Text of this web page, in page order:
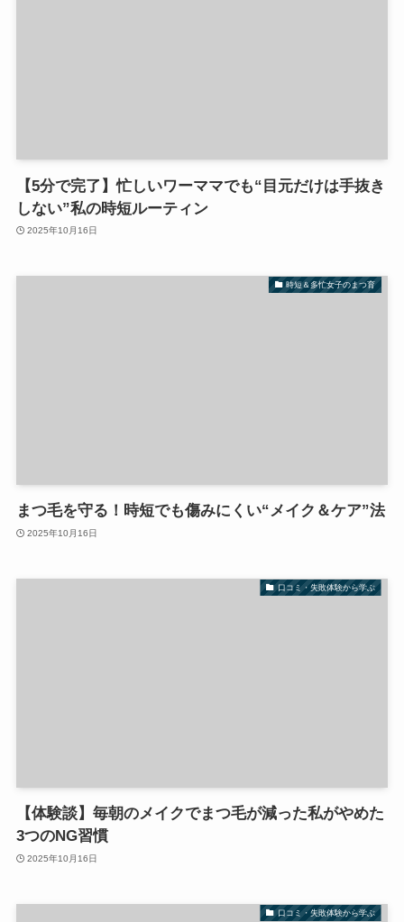
【5分で完了】忙しいワーママでも“目元だけは手抜き
しない”私の時短ルーティン
2025年10月16日
時短＆多忙女子のまつ育
まつ毛を守る！時短でも傷みにくい“メイク＆ケア”法
2025年10月16日
口コミ・失敗体験から学ぶ
【体験談】毎朝のメイクでまつ毛が減った私がやめた
3つのNG習慣
2025年10月16日
口コミ・失敗体験から学ぶ